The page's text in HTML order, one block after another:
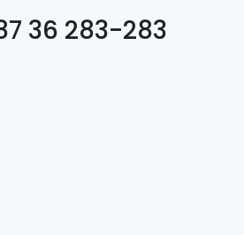
36 283-283